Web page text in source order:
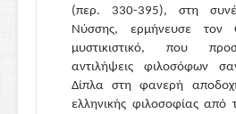
(περ. 330-395), στη
Νύσσης, ερμήνευσε
μυστικιστικό, που
αντιλήψεις φιλοσόφων
Δίπλα στη φανερή
ελληνικής φιλοσοφίας από